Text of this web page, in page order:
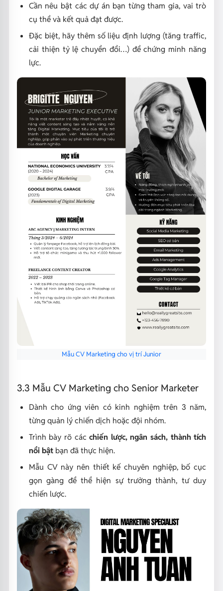
Cần nêu bật các dự án bạn từng tham gia, vai trò
cụ thể và kết quả đạt được.
Đặc biệt, hãy thêm số liệu định lượng (tăng traffic,
cải thiện tỷ lệ chuyển đổi…) để chứng minh năng
lực.
Mẫu CV Marketing cho vị trí Junior
3.3 Mẫu CV Marketing cho Senior Marketer
Dành cho ứng viên có kinh nghiệm trên 3 năm,
từng quản lý chiến dịch hoặc đội nhóm.
Trình bày rõ cácchiến lược, ngân sách, thành tích
nổi bậtbạn đã thực hiện.
Mẫu CV này nên thiết kế chuyên nghiệp, bố cục
gọn gàng để thể hiện sự trưởng thành, tư duy
chiến lược.